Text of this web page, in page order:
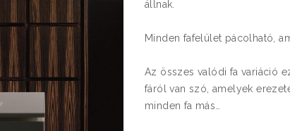
állnak.
Minden fafelület pácolható,
Az összes valódi fa variáció
fáról van szó, amelyek
minden fa más…